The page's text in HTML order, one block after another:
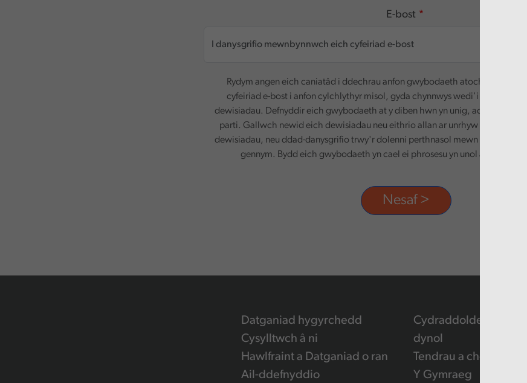
E-bost
Rydym angen eich caniatâd i ddechrau anfon gwybodaeth atoch.
cyfeiriad e-bost i anfon cylchlythyr misol, gyda chynnwys wedi'i deilwra yn
dewisiadau. Defnyddir eich gwybodaeth at y diben hwn yn unig, ac ni chaiff ei
parti. Gallwch newid eich dewisiadau neu eithrio allan ar unrhyw adeg, trwy
dewisiadau, neu ddad-danysgrifio trwy'r dolenni perthnasol mewn unrhyw e-
gennym. Bydd eich gwybodaeth yn cael ei phrosesu yn unol â'n polisi
Datganiad hygyrchedd
Cysylltwch â ni
Hawlfraint a Datganiad o ran
Ail-ddefnyddio
Cydraddoldeb a
dynol
Tendrau a chontractau
Y Gymraeg